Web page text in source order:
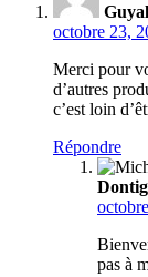
octobre 23,
Merci pour
d’autres
c’est loin
Répondre
pas à